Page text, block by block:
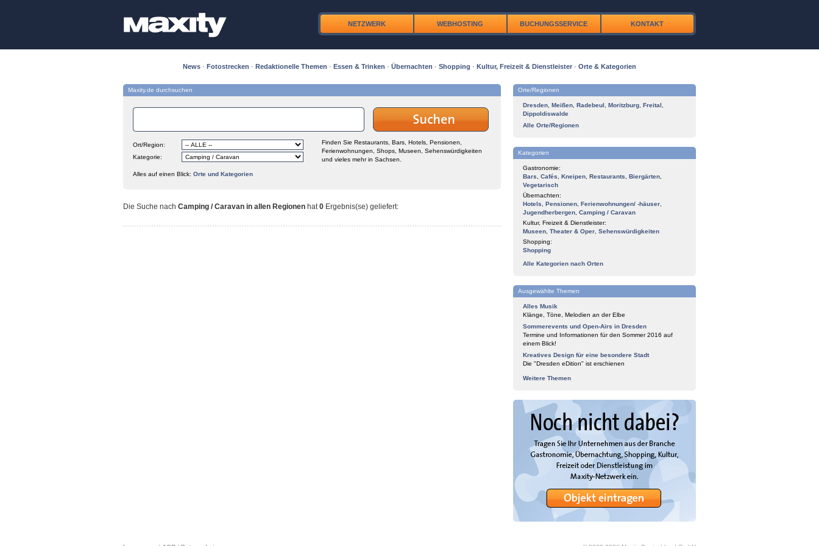
NETZWERK WEBHOSTING BUCHUNGSSERVICE KONTAKT
News · Fotostrecken · Redaktionelle Themen · Essen & Trinken · Übernachten · Shopping · Kultur, Freizeit & Dienstleister · Orte & Kategorien
Maxity.de durchsuchen
Ort/Region:
Kategorie:
Finden Sie Restaurants, Bars, Hotels, Pensionen,
Ferienwohnungen, Shops, Museen, Sehenswürdigkeiten
und vieles mehr in Sachsen.
Alles auf einen Blick: Orte und Kategorien
Die Suche nach Camping / Caravan in allen Regionen hat0 Ergebnis(se) geliefert:
Orte/Regionen
Dresden Meißen Radebeul Moritzburg Freital
Dippoldiswalde
Alle Orte/Regionen
Kategorien
Gastronomie:
Bars
Cafés Kneipen Restaurants Biergärten
Vegetarisch
Übernachten:
Hotels
Pensionen Ferienwohnungen/ -häuser
Jugendherbergen Camping / Caravan
Kultur, Freizeit & Dienstleister:
Museen Theater & Oper Sehenswürdigkeiten
Shopping:
Shopping
Alle Kategorien nach Orten
Ausgewählte Themen
Alles Musik
Klänge, Töne, Melodien an der Elbe
Sommerevents und Open-Airs in Dresden
Termine und Informationen für den Sommer 2016 auf
einem Blick!
Kreatives Design für eine besondere Stadt
Die "Dresden eDition" ist erschienen
Weitere Themen